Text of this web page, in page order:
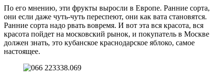
По его мнению, эти фрукты выросли в Европе. Ранние сорта,
они если даже чуть-чуть переспеют, они как вата становятся.
Ранние сорта надо рвать вовремя. И вот эта вся красота, вся
красота пойдет на московский рынок, и покупатель в Москве
должен знать, это кубанское краснодарское яблоко, самое
настоящее.